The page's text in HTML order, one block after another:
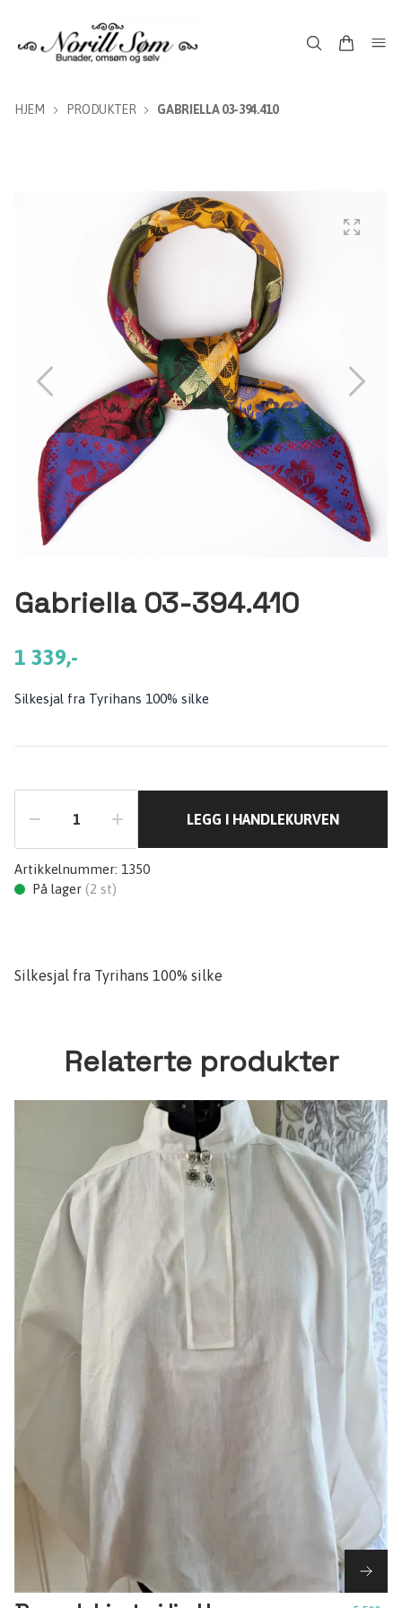
HJEM PRODUKTER GABRIELLA 03-394.410
Gabriella 03-394.410
1 339,-
Silkesjal fra Tyrihans 100% silke
LEGG I HANDLEKURVEN
Artikkelnummer: 1350
På lager (2 st)
Silkesjal fra Tyrihans 100% silke
Relaterte produkter